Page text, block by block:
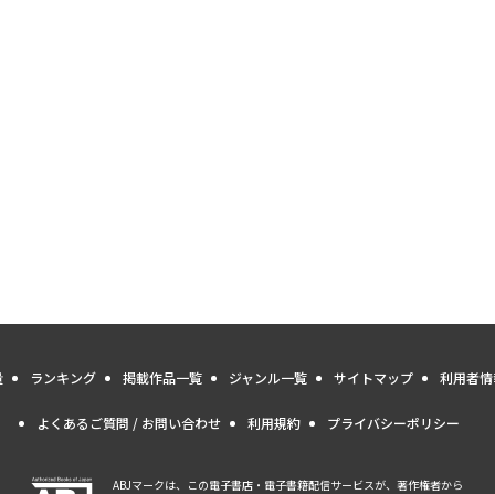
ランキング 掲載作品一覧 ジャンル一覧 サイトマップ 利用者
よくあるご質問 / お問い合わせ 利用規約 プライバシーポリシー
ABJマークは、この電子書店・電子書籍配信サービスが、著作権者から